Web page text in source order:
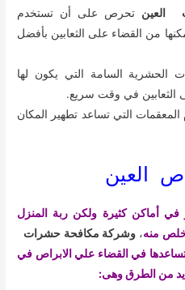
العين تحرص على أن تستخدم
من القضاء على الثعابين بأفضل
الحشرية السامة التي يكون لها
الثعابين في وقت سريع.
التي تساعد تطهير المكان
العين
أماكن كثيرة ولكن ربة المنزل
منه، وشركة مكافحة حشرات
تساعدها في القضاء علي الابراص في
من الطرق وهى: